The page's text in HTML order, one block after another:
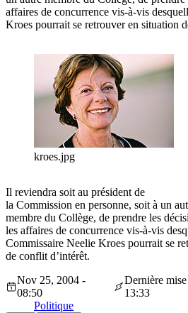
affaires de concurrence vis-à-vis
Kroes pourrait se retrouver en situation
kroes.jpg
Il reviendra soit au président de
la Commission en personne, soit à un
membre du Collège, de prendre les
les affaires de concurrence vis-à-vis
Commissaire Neelie Kroes pourrait se
de conflit d’intérêt.
Nov 25, 2004 -
08:50
Dernière
13:33
Politique